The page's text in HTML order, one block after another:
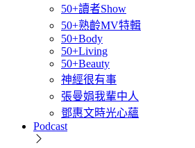
50+讀者Show
50+熟齡MV特輯
50+Body
50+Living
50+Beauty
神經很有事
張曼娟我輩中人
鄧惠文時光心蘊
Podcast